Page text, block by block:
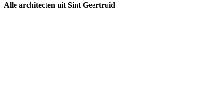
Alle architecten uit Sint Geertruid